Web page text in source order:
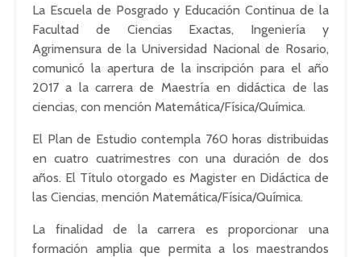
La Escuela de Posgrado y Educación Continua de la
Facultad de Ciencias Exactas, Ingeniería y
Agrimensura de la Universidad Nacional de Rosario,
comunicó la apertura de la inscripción para el año
2017 a la carrera de Maestría en didáctica de las
ciencias, con mención Matemática/Física/Química.
El Plan de Estudio contempla 760 horas distribuidas
en cuatro cuatrimestres con una duración de dos
años. El Título otorgado es Magister en Didáctica de
las Ciencias, mención Matemática/Física/Química.
La finalidad de la carrera es proporcionar una
formación amplia que permita a los maestrandos